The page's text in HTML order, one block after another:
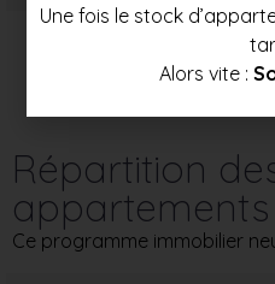
Répartition
Ce programme immobilier
Une fois le stock
Alors vite :